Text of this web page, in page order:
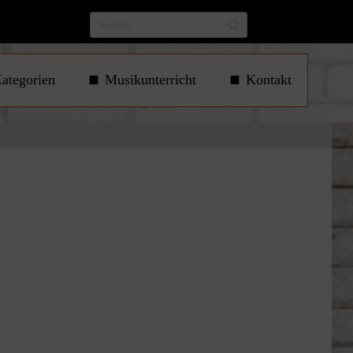
Musikunterricht Kontakt